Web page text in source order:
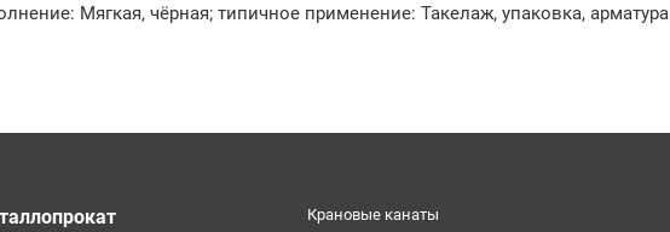
Мягкая, чёрная; типичное применение: Такелаж, упаковка, арматура
Крановые канаты